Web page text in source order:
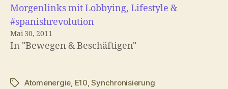
Morgenlinks mit Lobbying, Lifestyle &
#spanishrevolution
Mai 30, 2011
In "Bewegen & Beschäftigen"
Schlagwörter
Atomenergie, E10,Synchronisierung